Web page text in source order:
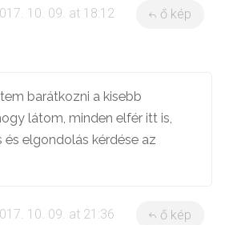
10. 09. at 18:12 ő kép
barátkozni a kisebb
látom, minden elfér itt is,
és elgondolás kérdése az
10. 09. at 21:36 ő kép